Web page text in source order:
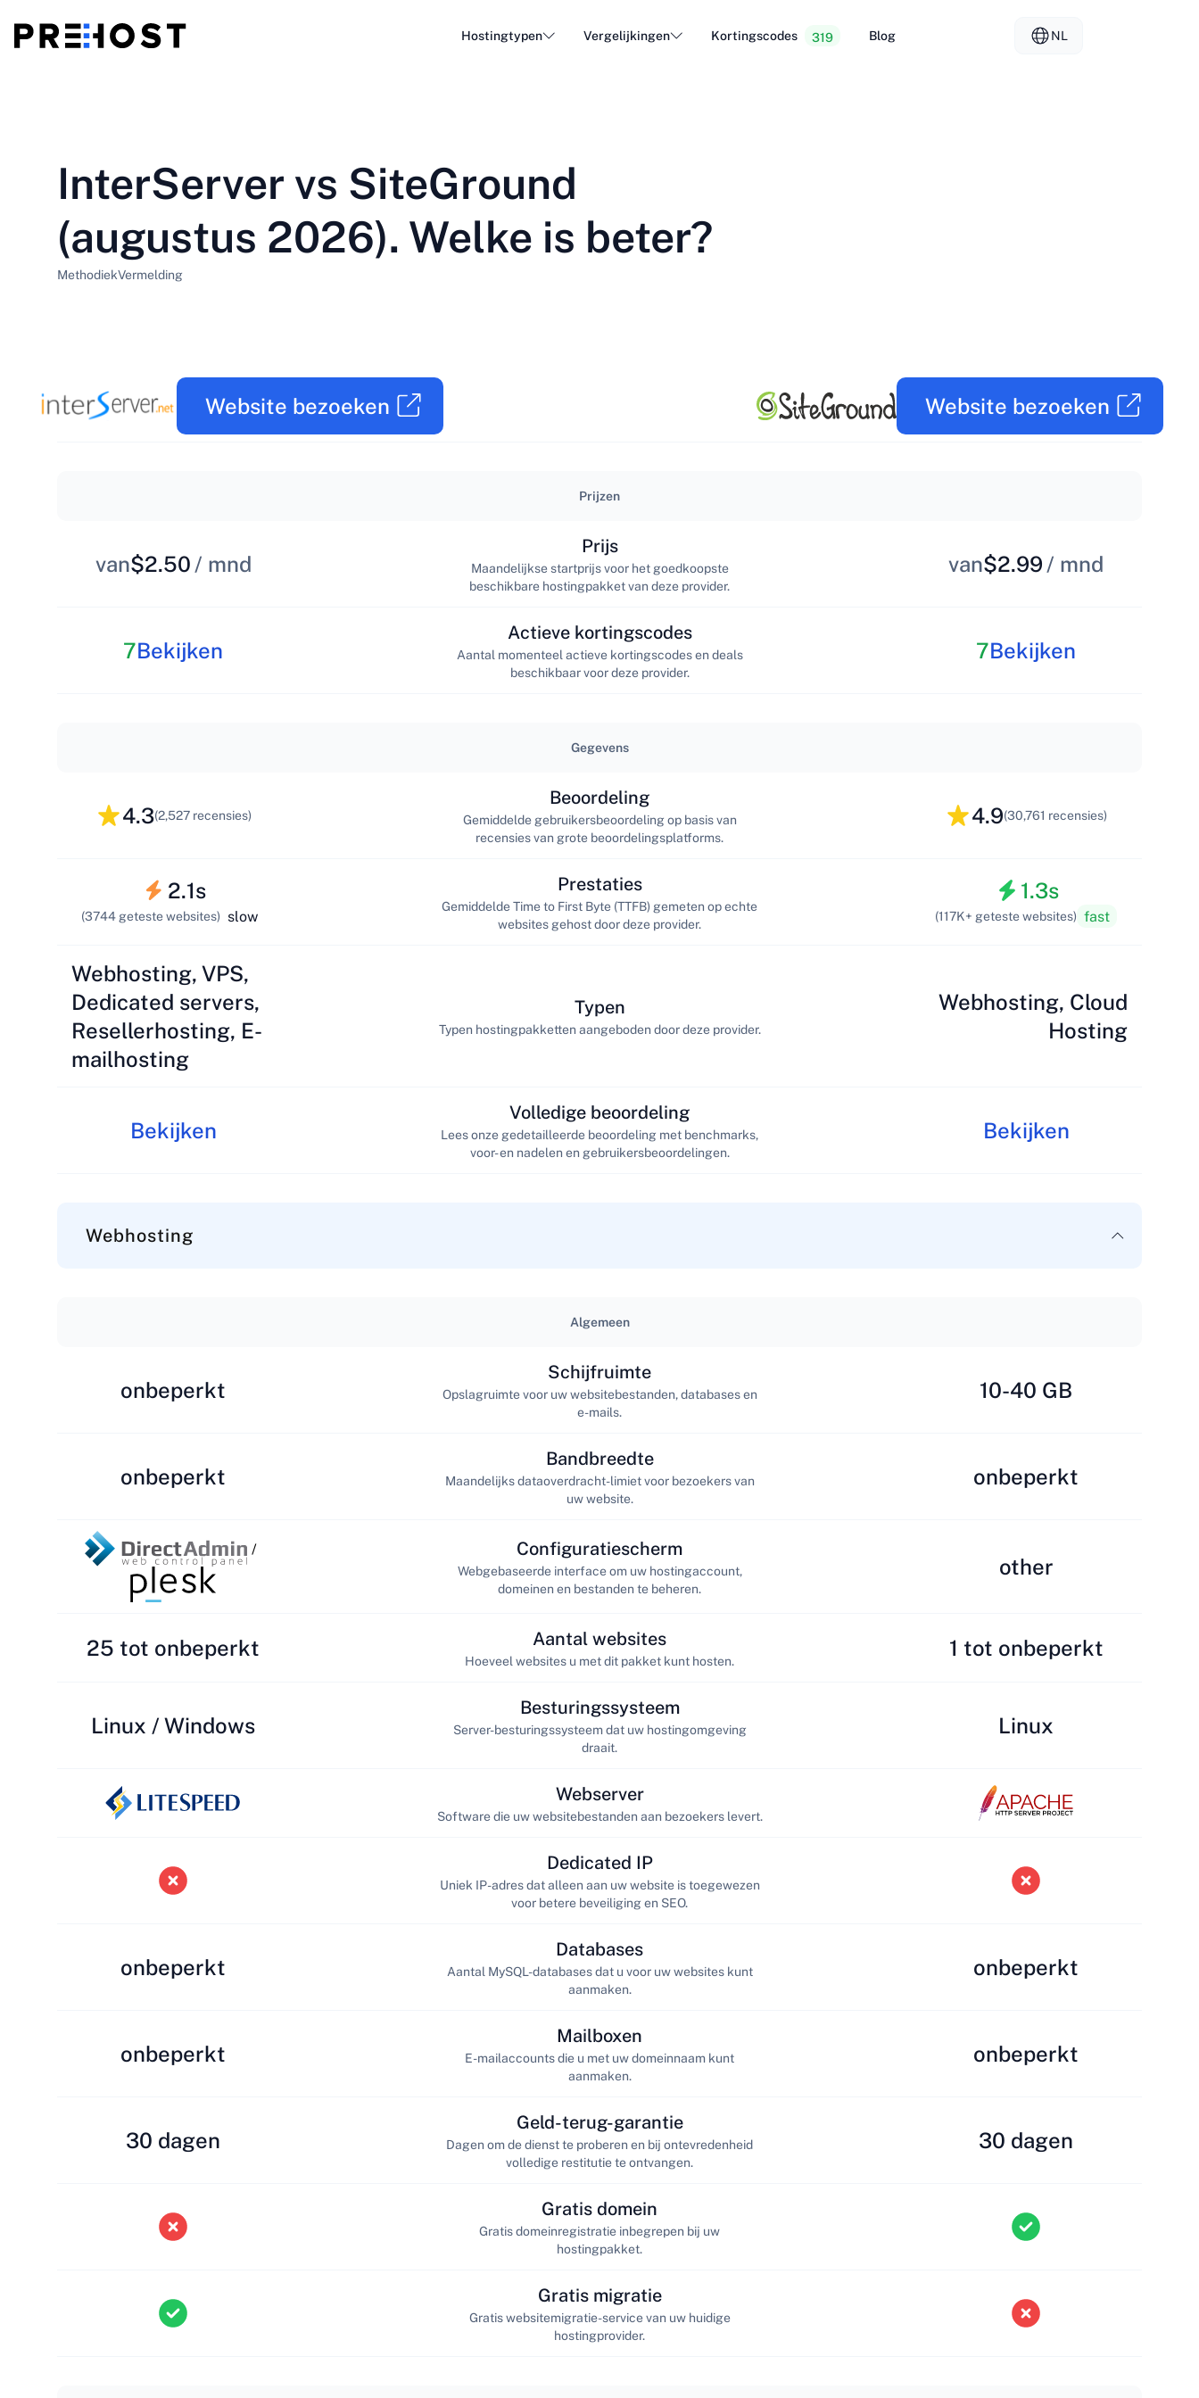
Hostingtypen Vergelijkingen Kortingscodes 319 Blog NL
ES - Español
LT - Lietuvių LV - Latviešu NL - Nederlands
InterServer vs SiteGround
(augustus 2026). Welke is beter?
MethodiekVermelding
Website bezoeken Website bezoeken
Prijzen
van$2.50 / mnd
Prijs
Maandelijkse startprijs voor het goedkoopste
beschikbare hostingpakket van deze provider.
van$2.99 / mnd
7Bekijken
Actieve kortingscodes
Aantal momenteel actieve kortingscodes en deals
beschikbaar voor deze provider.
7Bekijken
Gegevens
4.3(2,527 recensies)
Beoordeling
Gemiddelde gebruikersbeoordeling op basis van
recensies van grote beoordelingsplatforms.
4.9(30,761 recensies)
2.1s
(3744 geteste websites) slow
Prestaties
Gemiddelde Time to First Byte (TTFB) gemeten op echte
websites gehost door deze provider.
1.3s
(117K+ geteste websites) fast
Webhosting, VPS,
Dedicated servers,
Resellerhosting, E-
mailhosting
Typen
Typen hostingpakketten aangeboden door deze provider.
Webhosting, Cloud
Hosting
Bekijken
Volledige beoordeling
Lees onze gedetailleerde beoordeling met benchmarks,
voor- en nadelen en gebruikersbeoordelingen.
Bekijken
Webhosting
Algemeen
onbeperkt
Schijfruimte
Opslagruimte voor uw websitebestanden, databases en
e-mails.
10-40 GB
onbeperkt
Bandbreedte
Maandelijks dataoverdracht-limiet voor bezoekers van
uw website.
onbeperkt
/ Configuratiescherm
Webgebaseerde interface om uw hostingaccount,
domeinen en bestanden te beheren.
other
25 tot onbeperkt Aantal websites
Hoeveel websites u met dit pakket kunt hosten.
1 tot onbeperkt
Linux / Windows
Besturingssysteem
Server-besturingssysteem dat uw hostingomgeving
draait.
Linux
Webserver
Software die uw websitebestanden aan bezoekers levert.
Dedicated IP
Uniek IP-adres dat alleen aan uw website is toegewezen
voor betere beveiliging en SEO.
onbeperkt
Databases
Aantal MySQL-databases dat u voor uw websites kunt
aanmaken.
onbeperkt
onbeperkt
Mailboxen
E-mailaccounts die u met uw domeinnaam kunt
aanmaken.
onbeperkt
30 dagen
Geld-terug-garantie
Dagen om de dienst te proberen en bij ontevredenheid
volledige restitutie te ontvangen.
30 dagen
Gratis domein
Gratis domeinregistratie inbegrepen bij uw
hostingpakket.
Gratis migratie
Gratis websitemigratie-service van uw huidige
hostingprovider.